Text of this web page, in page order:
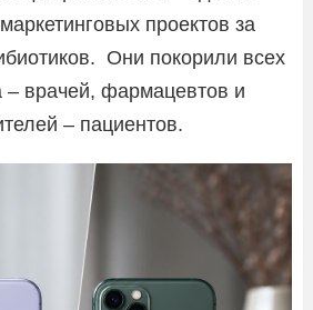
проектов за
Они покорили всех
– врачей, фармацевтов и
– пациентов.